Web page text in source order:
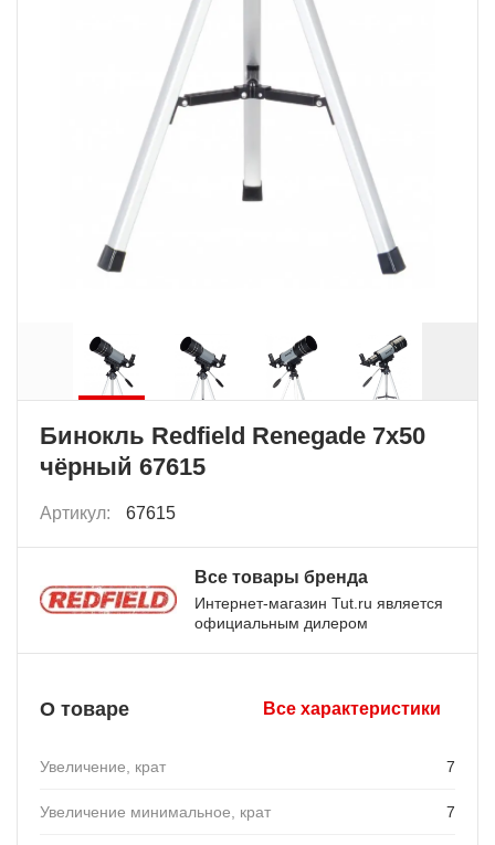
Бинокль Redfield Renegade 7x50
чёрный 67615
Артикул: 67615
Все товары бренда
Интернет-магазин Tut.ru является
официальным дилером
О товаре Все характеристики
Увеличение, крат 7
Увеличение минимальное, крат 7